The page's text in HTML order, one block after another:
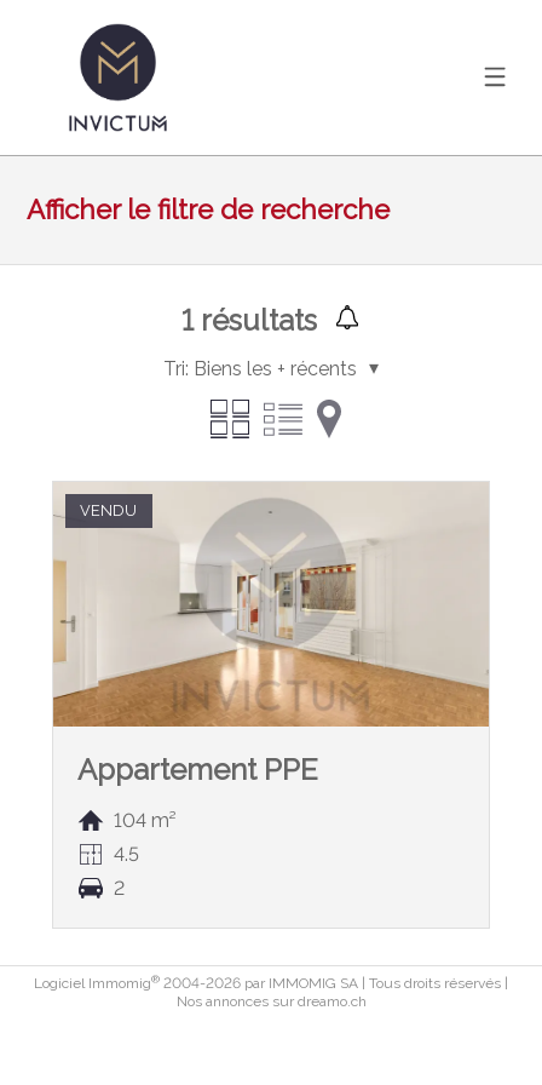
Afficher le filtre de recherche
1résultats
Tri: Biens les + récents
VENDU
Appartement PPE
104 m²
4.5
2
Logiciel Immomig® 2004-2026 par IMMOMIG SA | Tous droits réservés |
Nos annonces sur dreamo.ch